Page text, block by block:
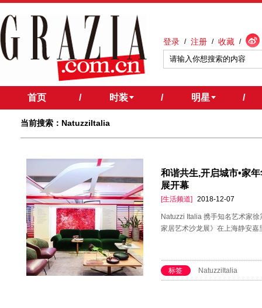
登录 / 注册 / 收藏 /
首页 / 时装 / 明星 /
当前搜索：NatuzziItalia
和谐共生,开启城市•家
展开幕
[生活频道] 2018-12-07
Natuzzi Italia 携手知名艺术家
家居艺术沙龙展》在上海静安嘉
标签 NatuzziItalia